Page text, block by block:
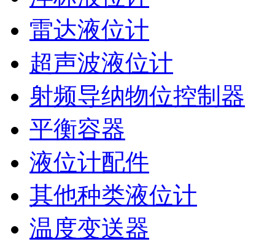
雷达液位计
超声波液位计
射频导纳物位控制器
平衡容器
液位计配件
其他种类液位计
温度变送器